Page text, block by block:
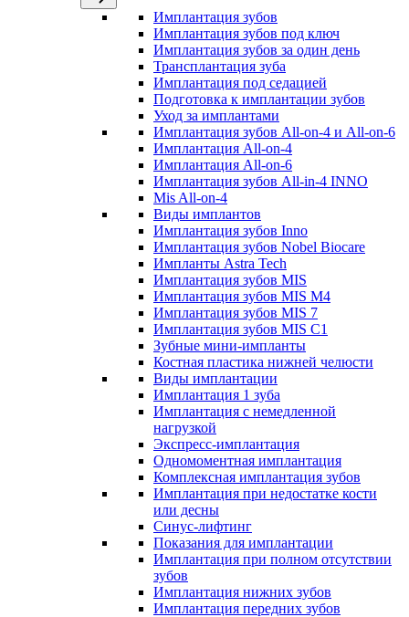
Имплантация зубов
Имплантация зубов под ключ
Имплантация зубов за один день
Трансплантация зуба
Имплантация под седацией
Подготовка к имплантации зубов
Уход за имплантами
Имплантация зубов All-on-4 и All-on-6
Имплантация All-on-4
Имплантация All-on-6
Имплантация зубов All-in-4 INNO
Mis All-on-4
Виды имплантов
Имплантация зубов Inno
Имплантация зубов Nobel Biocare
Импланты Astra Tech
Имплантация зубов MIS
Имплантация зубов MIS M4
Имплантация зубов MIS 7
Имплантация зубов MIS C1
Зубные мини-импланты
Костная пластика нижней челюсти
Виды имплантации
Имплантация 1 зуба
Имплантация с немедленной
нагрузкой
Экспресс-имплантация
Одномоментная имплантация
Комплексная имплантация зубов
Имплантация при недостатке кости
или десны
Синус-лифтинг
Показания для имплантации
Имплантация при полном отсутствии
зубов
Имплантация нижних зубов
Имплантация передних зубов